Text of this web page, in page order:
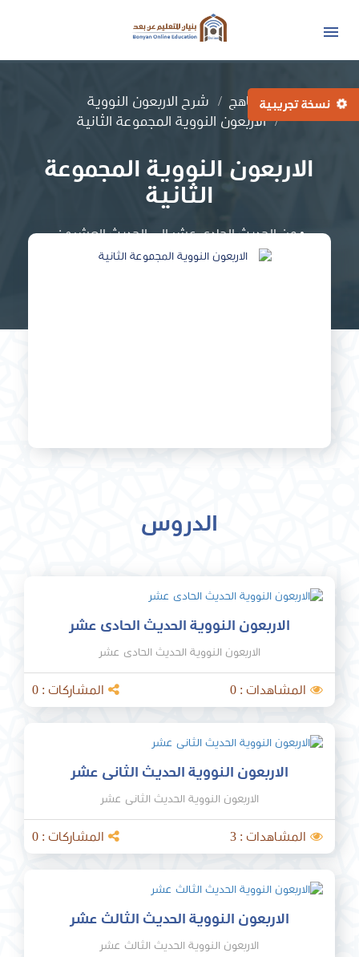
نسخة تجريبيةالمناهج
شرح الاربعون النووية
الاربعون النووية المجموعة الثانية
الاربعون النووية المجموعة
الثانية
• من الحديث الحادي عشر إلى الحديث العشرون
الدروس : 10
الدروس
الاربعون النووية الحديث الحادى عشر
الاربعون النووية الحديث الحادى عشر
المشاهدات : 0 المشاركات : 0
الاربعون النووية الحديث الثانى عشر
الاربعون النووية الحديث الثانى عشر
المشاهدات : 3 المشاركات : 0
الاربعون النووية الحديث الثالث عشر
الاربعون النووية الحديث الثالث عشر